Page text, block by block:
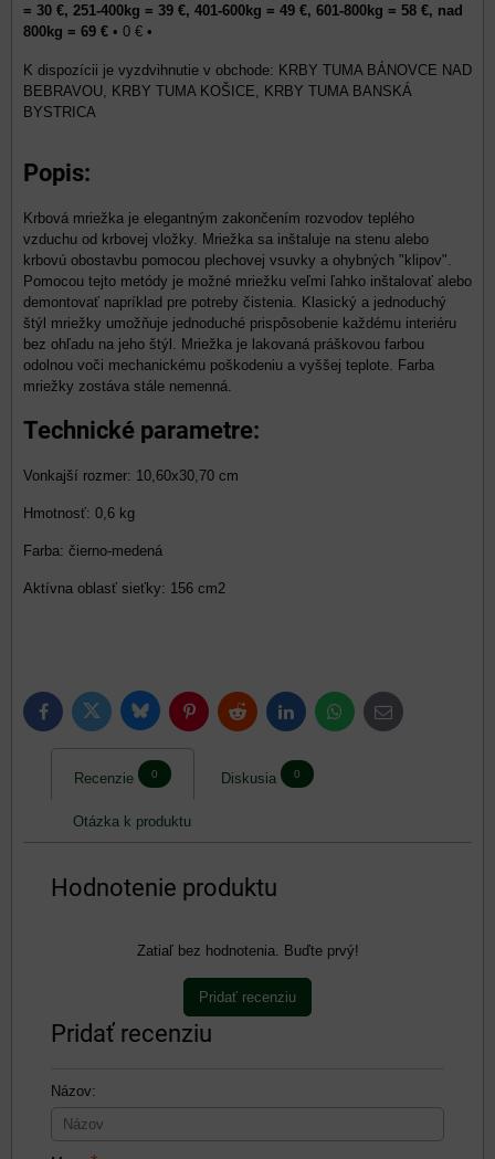
= 30 €, 251-400kg = 39 €, 401-600kg = 49 €, 601-800kg = 58 €, nad
800kg = 69 € • 0 € •
KRBY TUMA BÁNOVCE NAD
BEBRAVOU, KRBY TUMA KOŠICE, KRBY TUMA BANSKÁ
BYSTRICA
Popis:
Krbová mriežka je elegantným zakončením rozvodov teplého
vzduchu od krbovej vložky. Mriežka sa inštaluje na stenu alebo
krbovú obostavbu pomocou plechovej vsuvky a ohybných "klipov".
Pomocou tejto metódy je možné mriežku veľmi ľahko inštalovať alebo
demontovať napríklad pre potreby čistenia. Klasický a jednoduchý
štýl mriežky umožňuje jednoduché prispôsobenie každému interiéru
bez ohľadu na jeho štýl. Mriežka je lakovaná práškovou farbou
odolnou voči mechanickému poškodeniu a vyššej teplote. Farba
mriežky zostáva stále nemenná.
Technické parametre:
Vonkajší rozmer: 10,60x30,70 cm
Hmotnosť: 0,6 kg
Farba: čierno-medená
Aktívna oblasť sieťky: 156 cm2
FacebookTwitter BlueskyPinterestReddit LinkedInWhatsApp
E-
mail
Recenzie 0 Diskusia 0
Otázka k produktu
Hodnotenie produktu
Zatiaľ bez hodnotenia. Buďte prvý!
Pridať recenziu
Pridať recenziu
Názov: